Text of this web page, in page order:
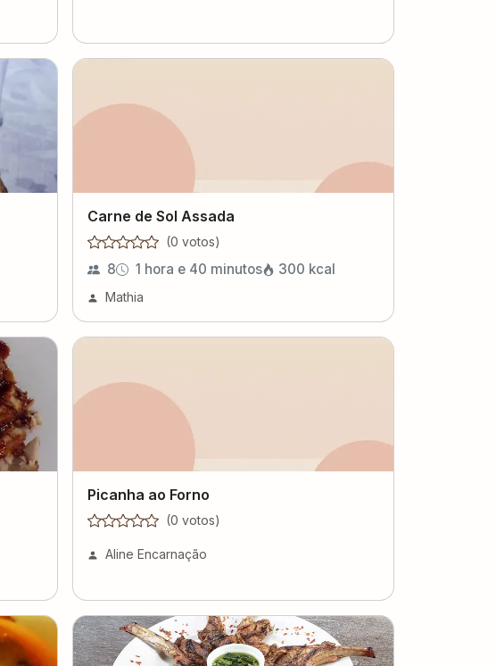
Carne de Sol Assada
(0 votos)
8 1 hora e 40 minutos 300 kcal
Mathia
Picanha ao Forno
(0 votos)
Aline Encarnação